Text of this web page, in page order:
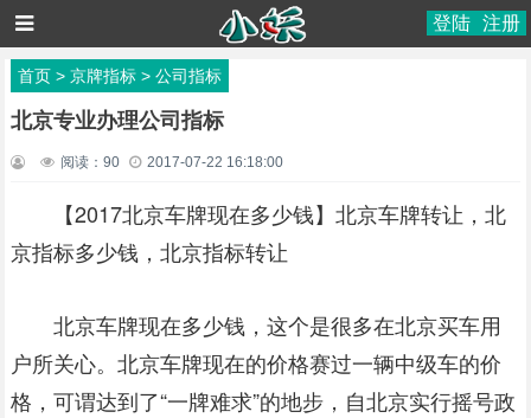
登陆 注册
首页> 京牌指标> 公司指标
北京专业办理公司指标
阅读： 90 2017-07-22 16:18:00
【2017北京车牌现在多少钱】 北京车牌转让，北
京指标多少钱，北京指标转让
北京车牌现在多少钱，这个是很多在北京买车用
户所关心。北京车牌现在的价格赛过一辆中级车的价
格，可谓达到了“一牌难求”的地步，自北京实行摇号政